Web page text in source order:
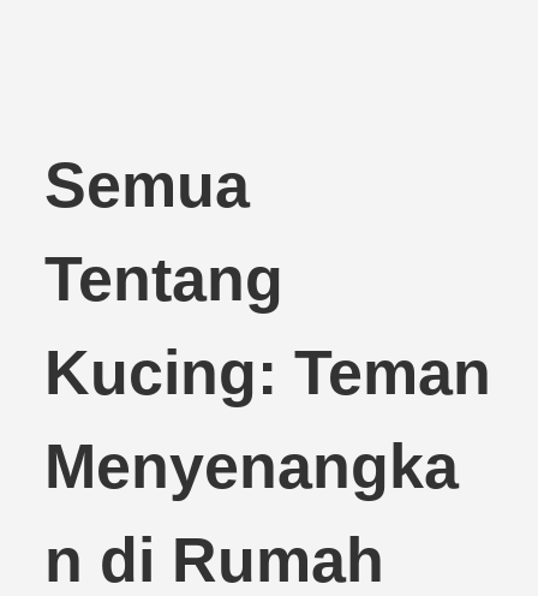
Semua
Tentang
Kucing: Teman
Menyenangka
n di Rumah